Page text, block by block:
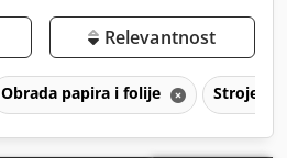
Relevantnost
Obrada papira i folije Strojevi